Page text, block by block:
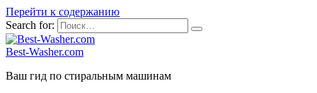
Перейти к содержанию
Search for:
Best-Washer.com
Ваш гид по стиральным машинам